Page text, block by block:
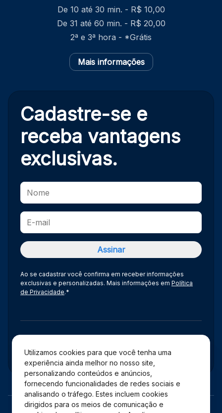
Utilizamos cookies para que você tenha uma
experiência ainda melhor no nosso site,
personalizando conteúdos e anúncios,
fornecendo funcionalidades de redes sociais e
analisando o tráfego. Estes incluem cookies
dirigidos para os meios de comunicação e
De 10 até 30 min. - R$ 10,00
De 31 até 60 min. - R$ 20,00
2ª e 3ª hora - *Grátis
Mais informações
Cadastre-se e
receba vantagens
exclusivas.
Ao se cadastrar você confirma em receber informações
exclusivas e personalizadas. Mais informações em Política
de Privacidade.*
Administração